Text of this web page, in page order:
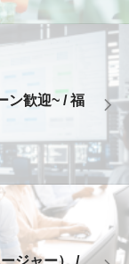
ン歓迎~ / 福
ジャー） /